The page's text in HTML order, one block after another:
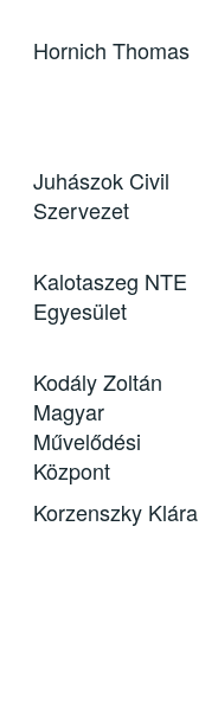
Hornich Thomas
Juhászok Civil
Szervezet
Kalotaszeg NTE
Egyesület
Kodály Zoltán
Magyar
Művelődési
Központ
Korzenszky Klára